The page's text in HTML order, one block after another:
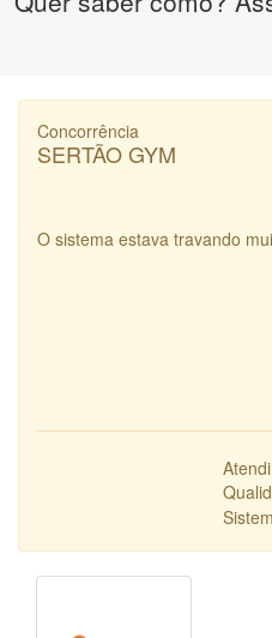
Concorrência
SERTÃO GYM
O sistema estava travando